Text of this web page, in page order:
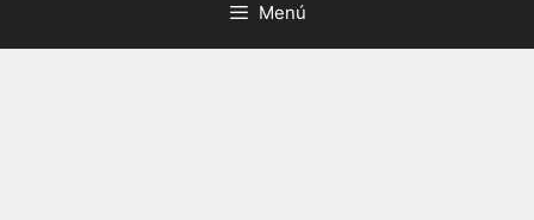
Menú